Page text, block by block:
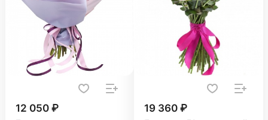
12 050 ₽ 19 360 ₽